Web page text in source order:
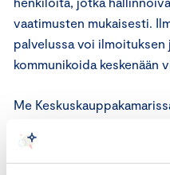
vaatimusten mukaisesti.
palvelussa voi
kommunikoida keskenään
Me
Vastaamme palvelun
kanavan asetuksista sekä